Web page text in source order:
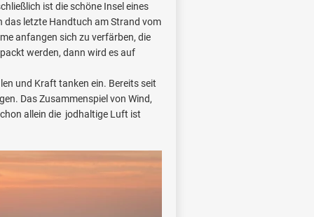
ist die schöne Insel eines
das letzte Handtuch am Strand vom
anfangen sich zu verfärben, die
werden, dann wird es auf
und Kraft tanken ein. Bereits seit
Das Zusammenspiel von Wind,
allein die jodhaltige Luft ist